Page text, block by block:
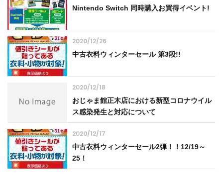
Nintendo Switch 同時購入お買得イベント!
2020/12/26
中古衣料ウィンターセール 第3段!!
2020/12/18
おじゃま館正木店における新型コロナウイル
ス感染発生と対応について
2020/12/17
中古衣料ウィンターセール2弾！！12/19～
25！